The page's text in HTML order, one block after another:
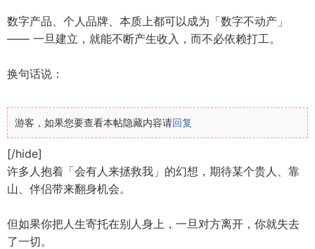
数字产品、个人品牌、本质上都可以成为「数字不动产」
—— 一旦建立，就能不断产生收入，而不必依赖打工。
换句话说：
游客，如果您要查看本帖隐藏内容请回复
[/hide]
许多人抱着「会有人来拯救我」的幻想，期待某个贵人、靠
山、伴侣带来翻身机会。
但如果你把人生寄托在别人身上，一旦对方离开，你就失去
了一切。